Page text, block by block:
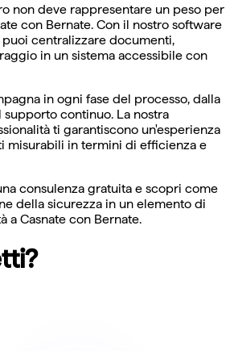
non deve rappresentare un peso per
con Bernate. Con il nostro software
puoi centralizzare documenti,
in un sistema accessibile con
in ogni fase del processo, dalla
supporto continuo. La nostra
ti garantiscono un'esperienza
misurabili in termini di efficienza e
consulenza gratuita e scopri come
della sicurezza in un elemento di
a Casnate con Bernate.